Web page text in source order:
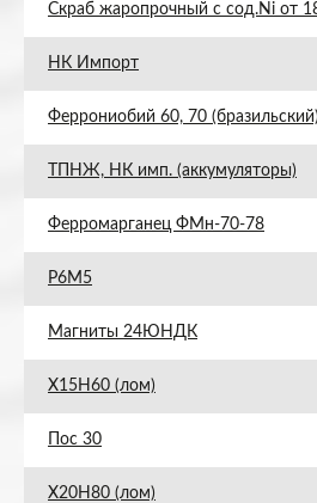
Скраб жаропрочный с сод.Ni от
НК Импорт
Феррониобий 60, 70 (бразильский)
ТПНЖ, НК имп. (аккумуляторы)
Ферромарганец ФМн-70-78
Р6М5
Магниты 24ЮНДК
Х15Н60 (лом)
Пос 30
Х20Н80 (лом)